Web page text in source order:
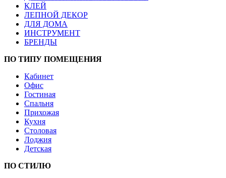
КЛЕЙ
ЛЕПНОЙ ДЕКОР
ДЛЯ ДОМА
ИНСТРУМЕНТ
БРЕНДЫ
ПО ТИПУ ПОМЕЩЕНИЯ
Кабинет
Офис
Гостиная
Спальня
Прихожая
Кухня
Столовая
Лоджия
Детская
ПО СТИЛЮ